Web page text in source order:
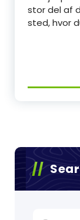
stor del af
sted, hvor